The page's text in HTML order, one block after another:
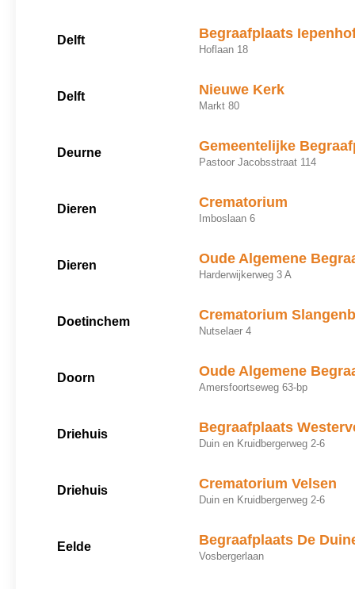
Delft Begraafplaats
Hoflaan 18
Delft Nieuwe Kerk
Markt 80
Deurne Gemeentelijke
Pastoor Jacobsstraat 114
Dieren Crematorium
Imboslaan 6
Dieren Oude Algemene
Harderwijkerweg 3 A
Doetinchem Crematorium
Nutselaer 4
Doorn Oude Algemene
Amersfoortseweg 63-bp
Driehuis Begraafplaats
Duin en Kruidbergerweg 2-6
Driehuis Crematorium Velsen
Duin en Kruidbergerweg 2-6
Eelde Begraafplaats De
Vosbergerlaan